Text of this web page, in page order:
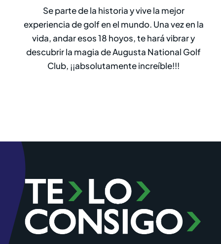
Se parte de la historia y vive la mejor
experiencia de golf en el mundo. Una vez en la
vida, andar esos 18 hoyos, te hará vibrar y
descubrir la magia de Augusta National Golf
Club, ¡¡absolutamente increíble!!!